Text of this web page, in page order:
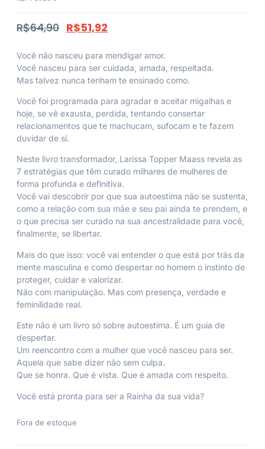
R$64,90 R$51,92
Você não nasceu para mendigar amor.
Você nasceu para ser cuidada, amada, respeitada.
Mas talvez nunca tenham te ensinado como.
Você foi programada para agradar e aceitar migalhas e
hoje, se vê exausta, perdida, tentando consertar
relacionamentos que te machucam, sufocam e te fazem
duvidar de si.
Neste livro transformador, Larissa Topper Maass revela as
7 estratégias que têm curado milhares de mulheres de
forma profunda e definitiva.
Você vai descobrir por que sua autoestima não se sustenta,
como a relação com sua mãe e seu pai ainda te prendem, e
o que precisa ser curado na sua ancestralidade para você,
finalmente, se libertar.
Mais do que isso: você vai entender o que está por trás da
mente masculina e como despertar no homem o instinto de
proteger, cuidar e valorizar.
Não com manipulação. Mas com presença, verdade e
feminilidade real.
Este não é um livro só sobre autoestima. É um guia de
despertar.
Um reencontro com a mulher que você nasceu para ser.
Aquela que sabe dizer não sem culpa.
Que se honra. Que é vista. Que é amada com respeito.
Você está pronta para ser a Rainha da sua vida?
Fora de estoque